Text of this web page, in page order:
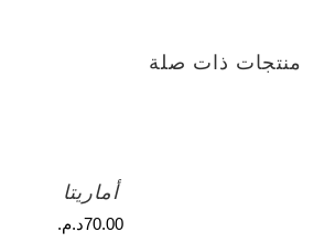
منتجات ذات صلة
أماريتا
70.00د.م.